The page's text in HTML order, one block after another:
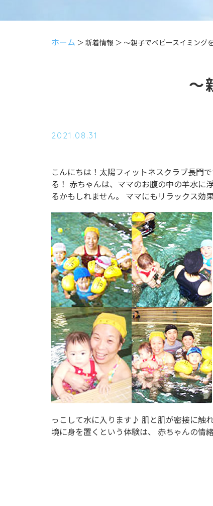
ホーム ＞ 新着情報 ＞ ～親子でベビースイミング
～
2021.08.31
こんにちは！太陽フィットネスクラブ長門
る！ 赤ちゃんは、ママのお腹の中の羊水に
るかもしれません。 ママにもリラックス効
っこして水に入ります♪ 肌と肌が密接に触
境に身を置くという体験は、 赤ちゃんの情